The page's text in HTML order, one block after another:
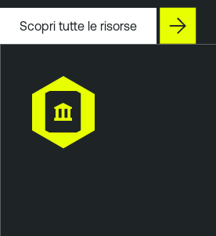
Scopri tutte le risorse